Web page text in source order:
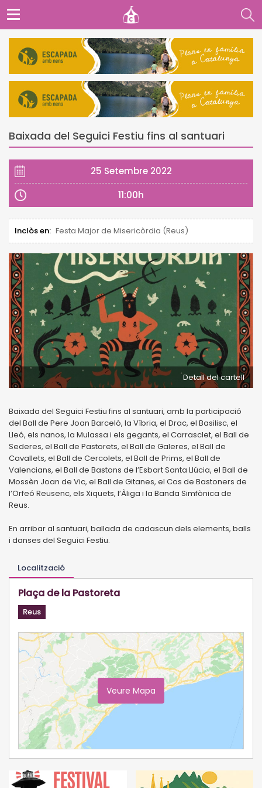
Baixada del Seguici Festiu fins al santuari
25 Setembre 2022
11:00h
Inclòs en: Festa Major de Misericòrdia (Reus)
Detall del cartell
Baixada del Seguici Festiu fins al santuari, amb la participació
del Ball de Pere Joan Barceló, la Víbria, el Drac, el Basilisc, el
Lleó, els nanos, la Mulassa i els gegants, el Carrasclet, el Ball de
Sederes, el Ball de Pastorets, el Ball de Galeres, el Ball de
Cavallets, el Ball de Cercolets, el Ball de Prims, el Ball de
Valencians, el Ball de Bastons de l’Esbart Santa Llúcia, el Ball de
Mossèn Joan de Vic, el Ball de Gitanes, el Cos de Bastoners de
l’Orfeó Reusenc, els Xiquets, l’Àliga i la Banda Simfònica de
Reus.
En arribar al santuari, ballada de cadascun dels elements, balls
i danses del Seguici Festiu.
Localització
Plaça de la Pastoreta
Reus
Veure Mapa